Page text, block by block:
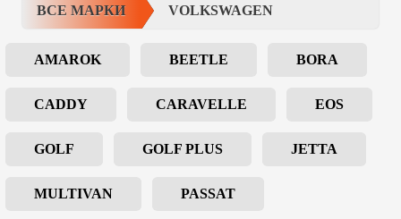
ВСЕ МАРКИ VOLKSWAGEN
AMAROK BEETLE BORA
CADDY CARAVELLE EOS
GOLF GOLF PLUS JETTA
MULTIVAN PASSAT